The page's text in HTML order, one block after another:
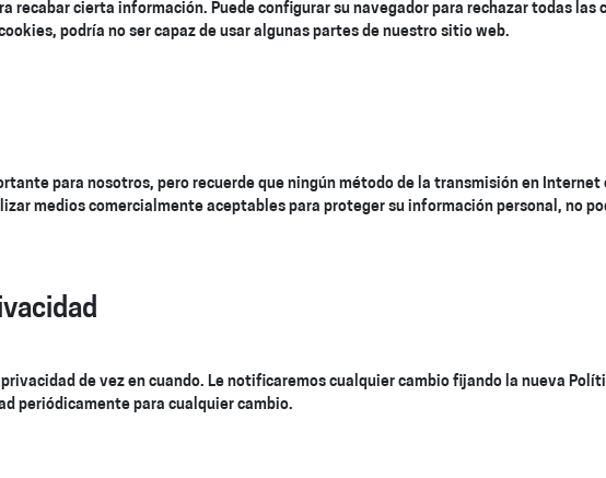
recabar cierta información. Puede configurar su navegador para rechazar todas las
podría no ser capaz de usar algunas partes de nuestro sitio web.
para nosotros, pero recuerde que ningún método de la transmisión en
medios comercialmente aceptables para proteger su información personal, no
de vez en cuando. Le notificaremos cualquier cambio fijando la nueva
periódicamente para cualquier cambio.